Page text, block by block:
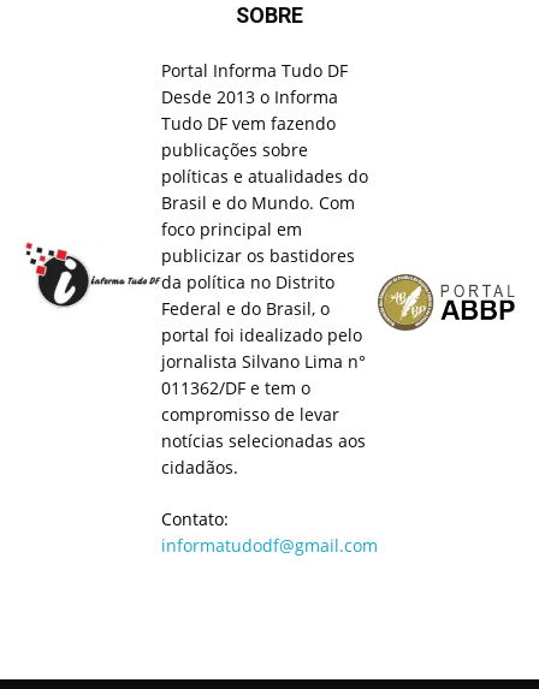
SOBRE
Portal Informa Tudo DF
Desde 2013 o Informa
Tudo DF vem fazendo
publicações sobre
políticas e atualidades do
Brasil e do Mundo. Com
foco principal em
publicizar os bastidores
da política no Distrito
Federal e do Brasil, o
portal foi idealizado pelo
jornalista Silvano Lima n°
011362/DF e tem o
compromisso de levar
notícias selecionadas aos
cidadãos.
Contato:
informatudodf@gmail.com